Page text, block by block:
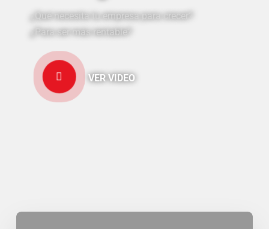
¿Qué necesita tu empresa para crecer?
¿Para ser más rentable?
VER VIDEO